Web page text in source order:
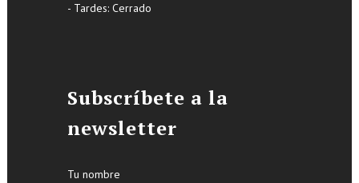
- Tardes: Cerrado
Subscríbete a la
newsletter
Tu nombre